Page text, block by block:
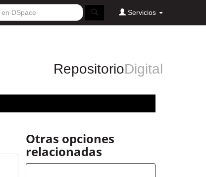
Servicios
RepositorioDigital
Otras opciones
relacionadas